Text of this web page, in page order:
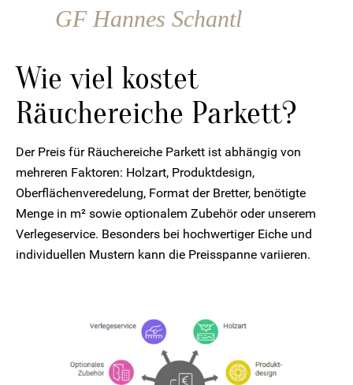
GF Hannes Schantl
Wie viel kostet
Räuchereiche Parkett?
Der Preis für Räuchereiche Parkett ist abhängig von
mehreren Faktoren: Holzart, Produktdesign,
Oberflächenveredelung, Format der Bretter, benötigte
Menge in m² sowie optionalem Zubehör oder unserem
Verlegeservice. Besonders bei hochwertiger Eiche und
individuellen Mustern kann die Preisspanne variieren.